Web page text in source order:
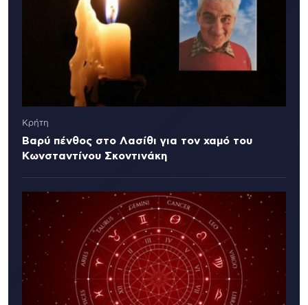
Κρήτη
Βαρύ πένθος στο Λασίθι για τον χαμό του
Κωνσταντίνου Σκοντινάκη